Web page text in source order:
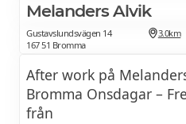
Melanders Alvik
Gustavslundsvägen 14
167 51 Bromma
3.0km
After work på
Bromma Onsdagar –
från